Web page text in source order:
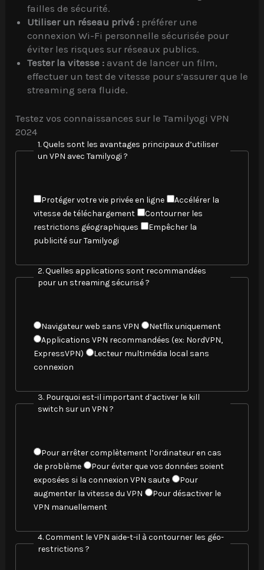
failles de sécurité.
Utiliser un réseau privé : préférer une
connexion Wi-Fi personnelle sécurisée pour
éviter les risques sur réseaux publics.
Tester la vitesse : avant de lancer un film,
effectuer un test de vitesse pour s’assurer que le
streaming sera fluide.
Testez vos connaissances sur le Tamilyogi VPN
2024
1. Quels sont les avantages principaux d’utiliser
un VPN avec Tamilyogi ?
C
h
o
i
i
s
z
t
o
e
s
r
é
p
o
n
e
Protéger votre vie privée en ligne
Accélérer la
vitesse de téléchargement
Contourner les
restrictions géographiques
Empêcher la
publicité sur Tamilyogi
2. Quelles applications sont recommandées
pour un streaming sécurisé ?
C
h
o
i
i
s
z
m
e
l
l
Navigateur web sans VPN
Netflix uniquement
Applications VPN recommandées (ex: NordVPN,
ExpressVPN)
Lecteur multimédia local sans
connexion
3. Pourquoi est-il important d’activer le kill
switch sur un VPN ?
C
h
o
i
s
s
s
Pour arrêter complètement l’ordinateur en cas
de problème
Pour éviter que vos données soient
exposées si la connexion VPN saute
Pour
augmenter la vitesse du VPN
Pour désactiver le
VPN manuellement
4. Comment le VPN aide-t-il à contourner les géo-
restrictions ?